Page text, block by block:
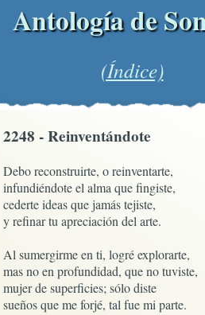
Antología de
(Índice)
2248 - Reinventándote
Debo reconstruirte, o reinventarte,
infundiéndote el alma que fingiste,
cederte ideas que jamás tejiste,
y refinar tu apreciación del arte.
Al sumergirme en ti, logré explorarte,
mas no en profundidad, que no tuviste,
mujer de superficies; sólo diste
sueños que me forjé, tal fue mi parte.